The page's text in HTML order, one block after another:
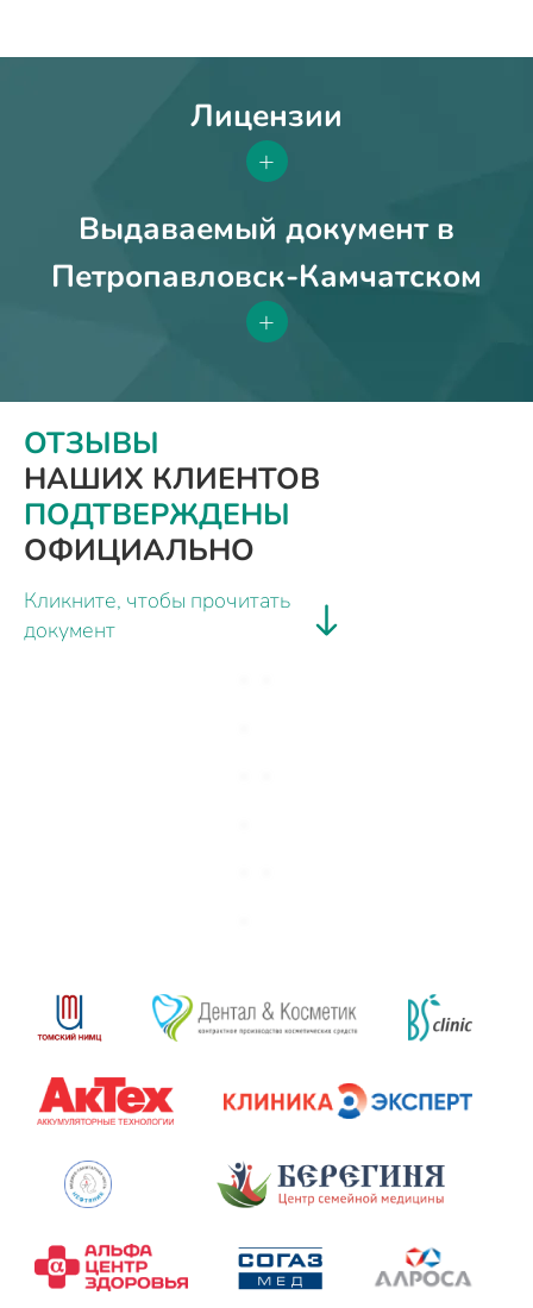
Лицензии
+
Выдаваемый документ в
Петропавловск-Камчатском
+
ОТЗЫВЫ
НАШИХ КЛИЕНТОВ
ПОДТВЕРЖДЕНЫ
ОФИЦИАЛЬНО
Кликните, чтобы прочитать
документ